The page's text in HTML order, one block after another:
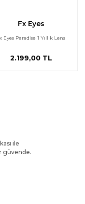
Fx Eyes
Eyes Paradise 1 Yıllık Lens
2.199,00 TL
ile
güvende.